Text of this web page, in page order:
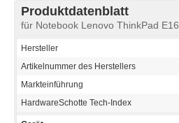
Produktdatenblatt
für Notebook Lenovo ThinkPad
Hersteller
Artikelnummer des Herstellers
Markteinführung
HardwareSchotte Tech-Index